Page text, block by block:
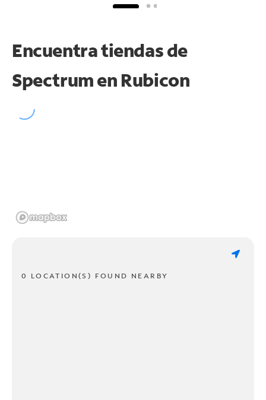
Encuentra tiendas de
Spectrum en Rubicon
0 LOCATION(S) FOUND NEARBY